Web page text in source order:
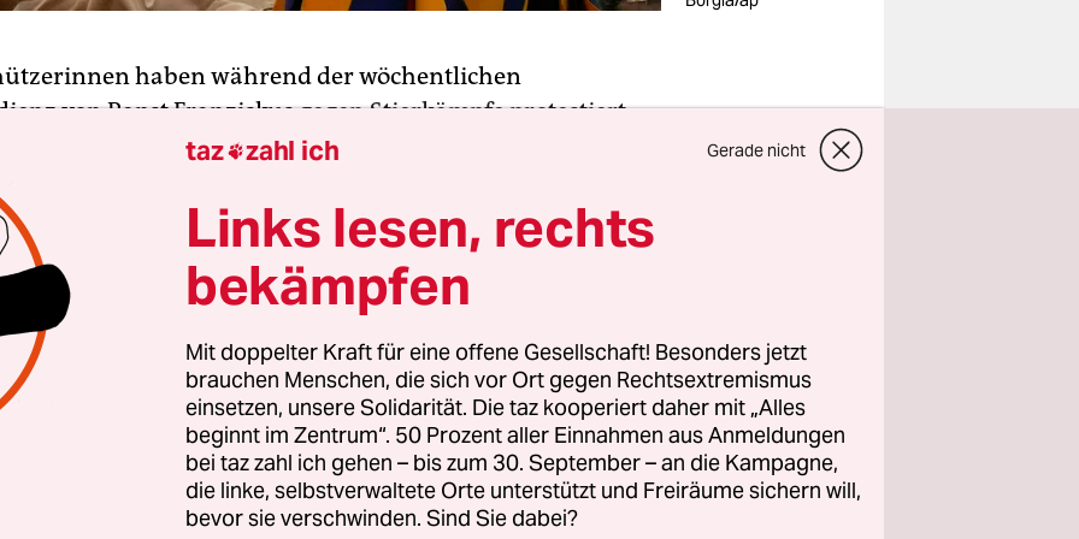
haben während der wöchentlichen
von Papst Franziskusgegen Stierkämpfe protestiert.
der Organisation Peta trugen T-Shirts mit der Aufschrift
zu segnen“ und hielten Schilder mit der Losung
ist Sünde“. Anschließend wurden sie aus der Audienzhalle
Vatikan äußerte sich zunächst nicht.
Papst aufgefordert, die
Verbindungen der katholischen
Stierkampf zu kappenund den „verabscheuungswürdigen
verurteilen. Nach Angaben der Organisation werden
Zehntausende von Stieren bei Stierkampf-Festivals
denen viele katholischen Heiligen gewidmet sind.
hat darauf hingewiesen, dass Franziskus in seiner
taz zahl ich Gerade nicht
Links lesen, rechts
bekämpfen
Mit doppelter Kraft für eine offene Gesellschaft! Besonders jetzt
brauchen Menschen, die sich vor Ort gegen Rechtsextremismus
einsetzen, unsere Solidarität. Die taz kooperiert daher mit „Alles
beginnt im Zentrum“. 50 Prozent aller Einnahmen aus Anmeldungen
bei taz zahl ich gehen – bis zum 30. September – an die Kampagne,
die linke, selbstverwaltete Orte unterstützt und Freiräume sichern will,
bevor sie verschwinden. Sind Sie dabei?